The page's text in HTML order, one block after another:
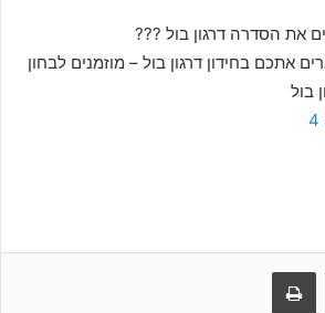
את הסדרה דרגון בול ???
אתכם בחידון דרגון בול – מוזמנים לבחון
בול
4